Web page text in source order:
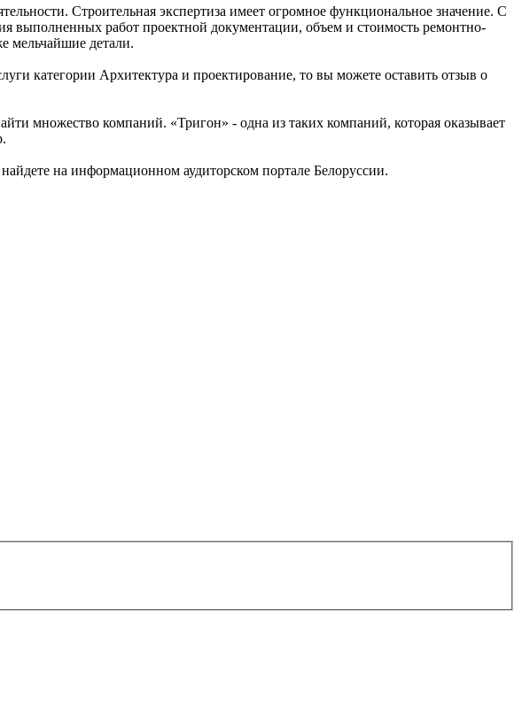
Строительная экспертиза имеет огромное функциональное значение. С
выполненных работ проектной документации, объем и стоимость ремонтно-
мельчайшие детали.
категории Архитектура и проектирование, то вы можете оставить отзыв о
множество компаний. «Тригон» - одна из таких компаний, которая оказывает
на информационном аудиторском портале Белоруссии.